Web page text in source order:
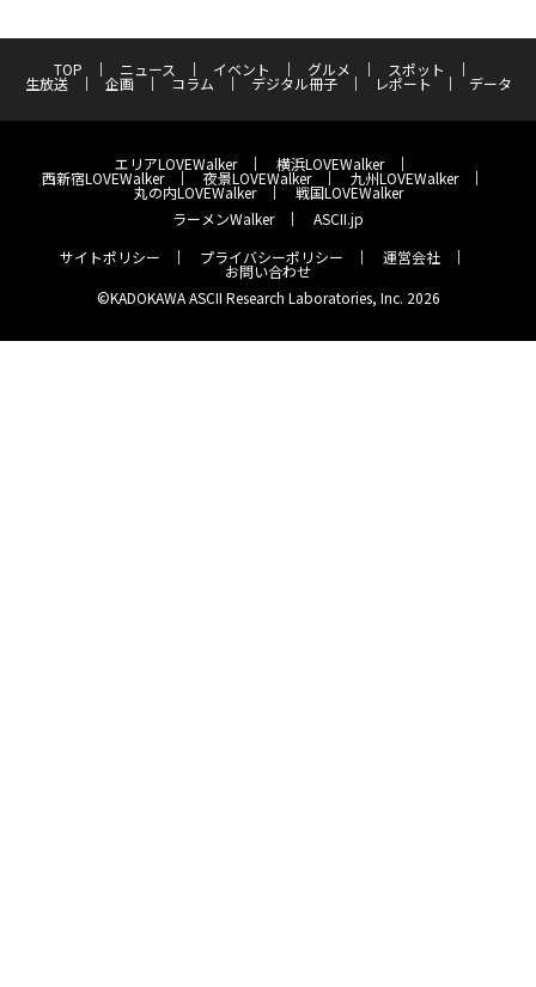
TOP ニュース イベント グルメ スポット
生放送 企画 コラム デジタル冊子 レポート データ
エリアLOVEWalker 横浜LOVEWalker
西新宿LOVEWalker 夜景LOVEWalker 九州LOVEWalker
丸の内LOVEWalker
戦国LOVEWalker
ラーメンWalker
ASCII.jp
サイトポリシー
プライバシーポリシー 運営会社
お問い合わせ
©KADOKAWA ASCII Research Laboratories, Inc. 2026